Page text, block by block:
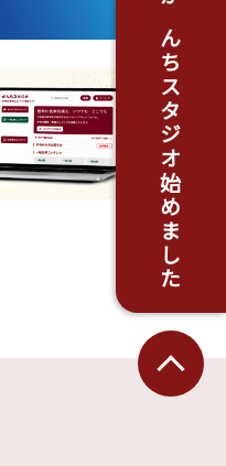
がんちスタジオ始めました